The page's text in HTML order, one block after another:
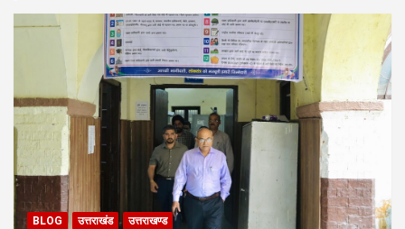
BLOG उत्तराखंड उत्तराखण्ड